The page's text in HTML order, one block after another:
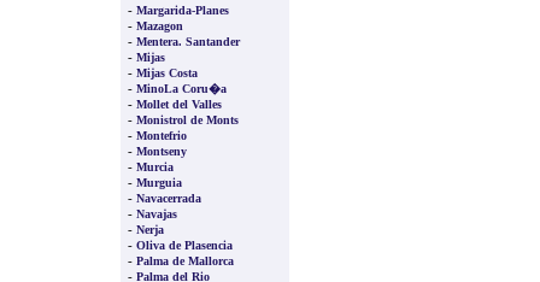
- Margarida-Planes
- Mazagon
- Mentera. Santander
- Mijas
- Mijas Costa
- MinoLa Coru�a
- Mollet del Valles
- Monistrol de Monts
- Montefrio
- Montseny
- Murcia
- Murguia
- Navacerrada
- Navajas
- Nerja
- Oliva de Plasencia
- Palma de Mallorca
- Palma del Rio